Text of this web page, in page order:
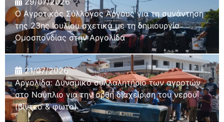
Ο Αγροτικός Σύλλογος Άργους για τη συνάντηση
της 23ης Ιουλίου σχετικά με τη δημιουργία
Ομοσπονδίας στην Αργολίδα
21/07/2026
Αργολίδα: Δυναμικό συλλαλητήριο των αγροτών
στο Ναύπλιο για την ορθή διαχείριση του νερού
(βίντεο & φωτο)